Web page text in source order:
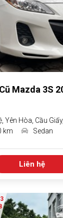
Mazda 3S
Yên Hòa, Cầu
km Sedan
Liên hệ